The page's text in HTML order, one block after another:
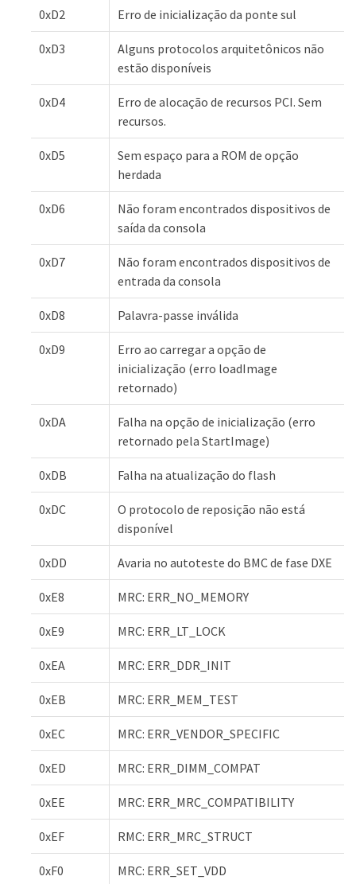
0xD2 Erro de inicialização da ponte sul
0xD3
Alguns protocolos arquitetônicos não
estão disponíveis
0xD4
Erro de alocação de recursos PCI. Sem
recursos.
0xD5
Sem espaço para a ROM de opção
herdada
0xD6
Não foram encontrados dispositivos de
saída da consola
0xD7
Não foram encontrados dispositivos de
entrada da consola
0xD8 Palavra-passe inválida
0xD9
Erro ao carregar a opção de
inicialização (erro loadImage
retornado)
0xDA
Falha na opção de inicialização (erro
retornado pela StartImage)
0xDB Falha na atualização do flash
0xDC
O protocolo de reposição não está
disponível
0xDD Avaria no autoteste do BMC de fase DXE
0xE8 MRC: ERR_NO_MEMORY
0xE9 MRC: ERR_LT_LOCK
0xEA MRC: ERR_DDR_INIT
0xEB MRC: ERR_MEM_TEST
0xEC MRC: ERR_VENDOR_SPECIFIC
0xED MRC: ERR_DIMM_COMPAT
0xEE MRC: ERR_MRC_COMPATIBILITY
0xEF RMC: ERR_MRC_STRUCT
0xF0 MRC: ERR_SET_VDD